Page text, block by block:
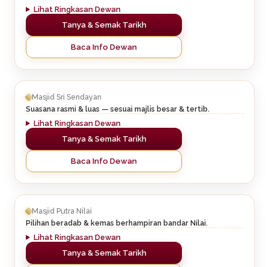
Lihat Ringkasan Dewan
Tanya & Semak Tarikh
Baca Info Dewan
Masjid Sri Sendayan
Suasana rasmi & luas — sesuai majlis besar & tertib.
Lihat Ringkasan Dewan
Tanya & Semak Tarikh
Baca Info Dewan
Masjid Putra Nilai
Pilihan beradab & kemas berhampiran bandar Nilai.
Lihat Ringkasan Dewan
Tanya & Semak Tarikh